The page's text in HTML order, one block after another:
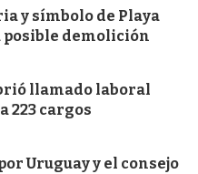
y símbolo de Playa
posible demolición
llamado laboral
223 cargos
Uruguay y el consejo